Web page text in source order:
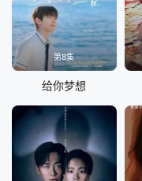
第8集
给你梦想